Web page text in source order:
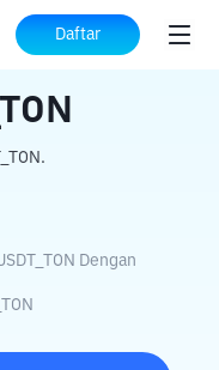
Daftar
ke JUSDT_TON
Dengan